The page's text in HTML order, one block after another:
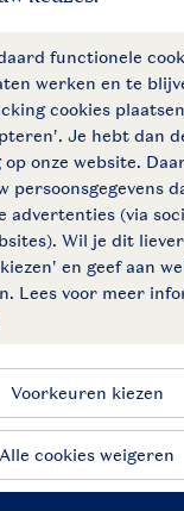
Follow Us
facebook
Toegankelijkheid ©